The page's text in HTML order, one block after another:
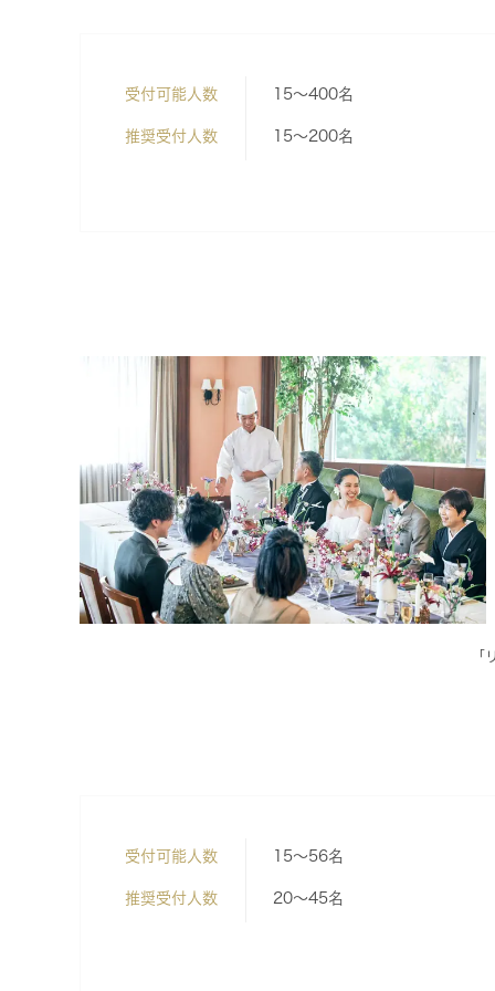
受付可能人数 15～400名
推奨受付人数 15～200名
「
受付可能人数 15～56名
推奨受付人数 20～45名